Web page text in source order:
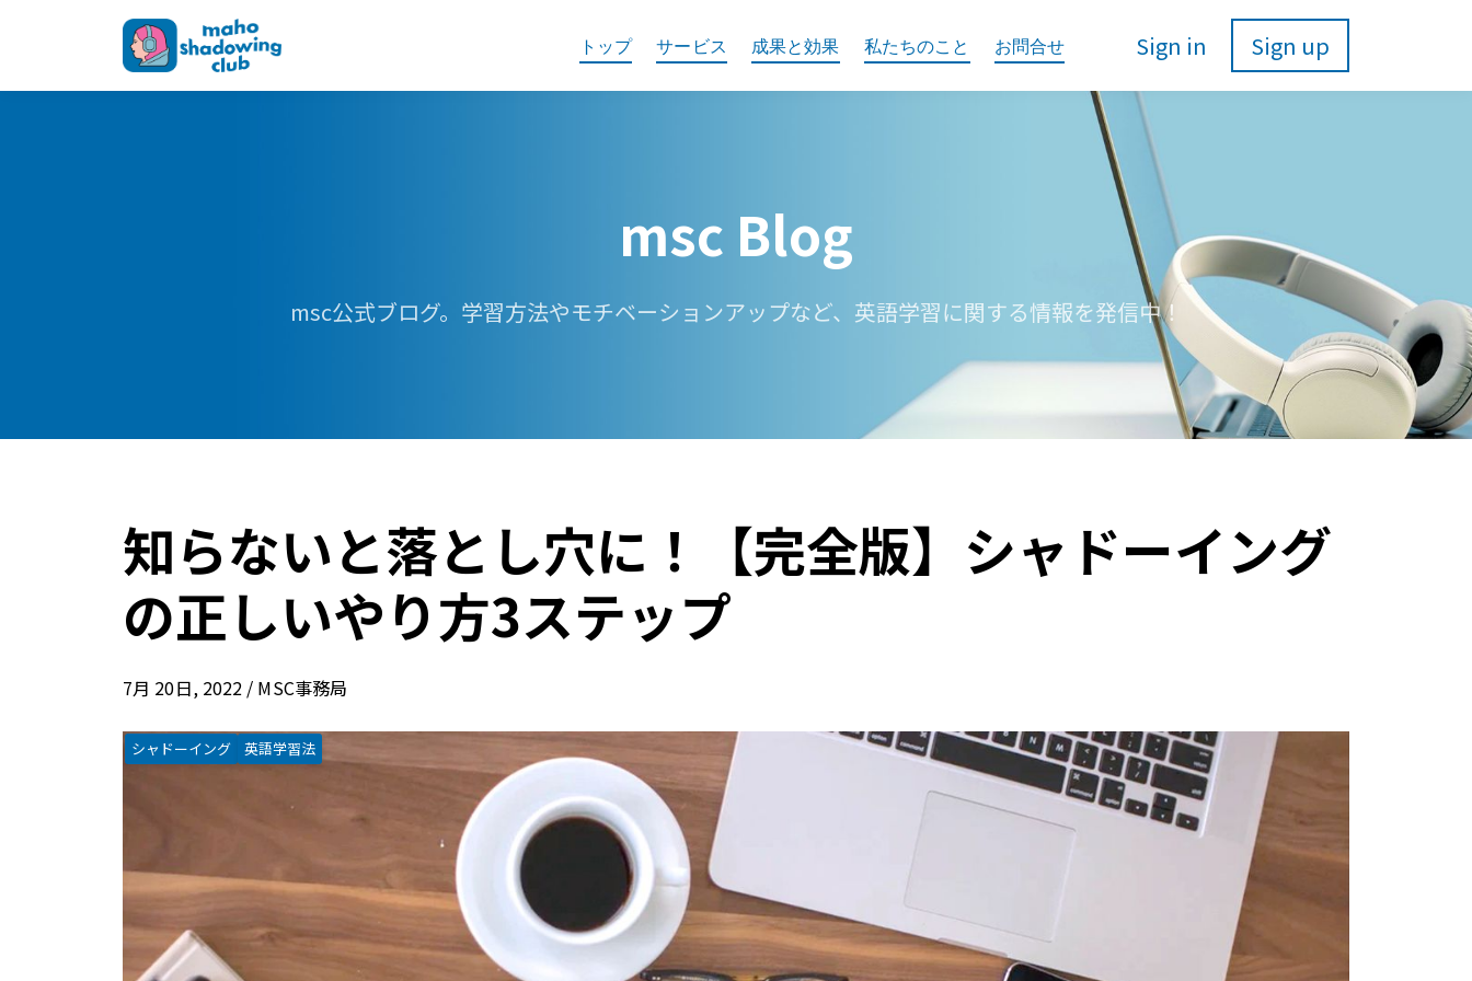
トップ サービス 成果と効果 私たちのこと お問合せ Sign in Sign up
msc Blog
msc公式ブログ。学習方法やモチベーションアップなど、英語学習に関する情報を発信中！
知らないと落とし穴に！【完全版】シャドーイング
の正しいやり方3ステップ
7月 20日, 2022 / MSC事務局
シャドーイング 英語学習法